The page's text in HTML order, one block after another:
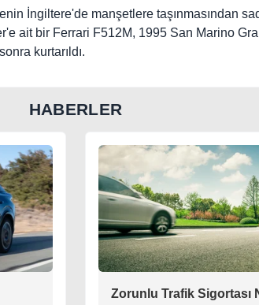
İngiltere'de manşetlere taşınmasından
ait bir Ferrari F512M, 1995 San Marino
kurtarıldı.
HABERLER
Zorunlu Trafik Sigortası